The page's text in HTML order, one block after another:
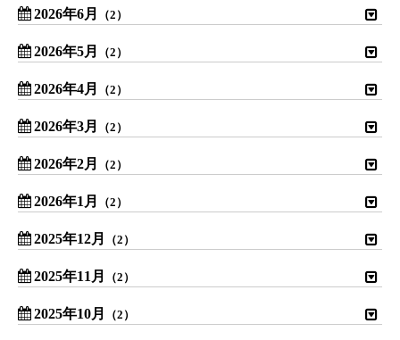
2026年6月 （2）
2026年5月 （2）
2026年4月 （2）
2026年3月 （2）
2026年2月 （2）
2026年1月 （2）
2025年12月 （2）
2025年11月 （2）
2025年10月 （2）